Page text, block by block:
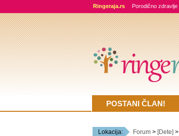
Ringeraja.rs Porodično zdravlje
Lokacija: Forum> [Dete] >
POSTANI ČLAN!